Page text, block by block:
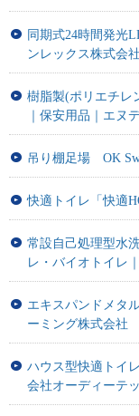
同期式24時間発光
ンレックス株式会社
樹脂製(ポリエチ
｜保安用品｜エヌ
吊り棚足場 OK
快適トイレ「快適
常設自己処理型水
レ・バイオトイレ
エキスパンドメタ
ーミング株式会社
ハウス型快適トイ
会社オーディーテ